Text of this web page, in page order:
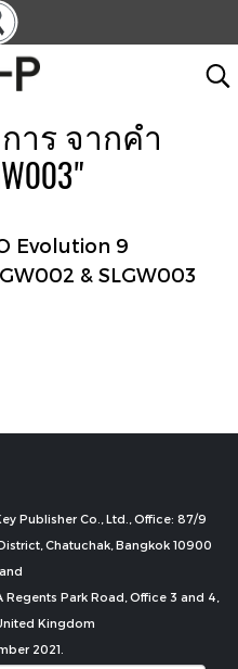
าร จากคำ
Evolution 9
& SLGW003
Publisher Co., Ltd., Office: 87/9
Chatuchak, Bangkok 10900
Park Road, Office 3 and 4,
Kingdom
2021.